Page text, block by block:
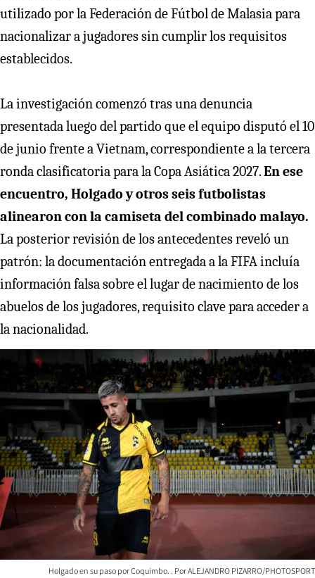
utilizado por la Federación de Fútbol de Malasia para
nacionalizar a jugadores sin cumplir los requisitos
establecidos.
La investigación comenzó tras una denuncia
presentada luego del partido que el equipo disputó el 10
de junio frente a Vietnam, correspondiente a la tercera
ronda clasificatoria para la Copa Asiática 2027.En ese
encuentro, Holgado y otros seis futbolistas
alinearon con la camiseta del combinado malayo.
La posterior revisión de los antecedentes reveló un
patrón: la documentación entregada a la FIFA incluía
información falsa sobre el lugar de nacimiento de los
abuelos de los jugadores, requisito clave para acceder a
la nacionalidad.
Holgado en su paso por Coquimbo. ALEJANDRO PIZARRO/PHOTOSPORT